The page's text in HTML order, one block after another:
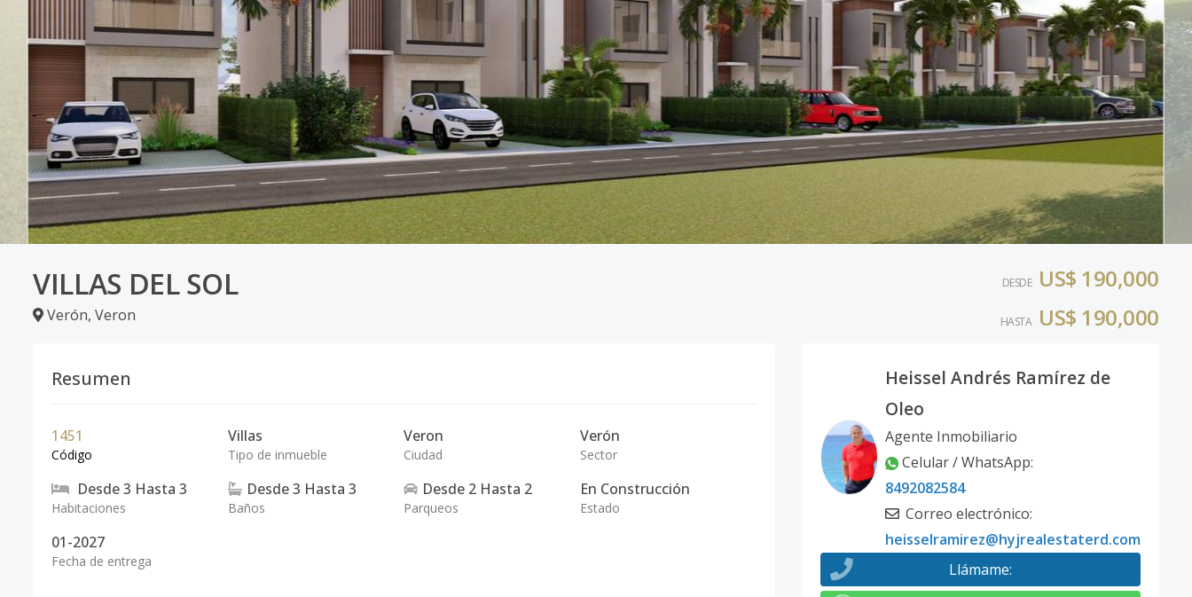
VILLAS DEL SOL
Verón, Veron
DESDE US$ 190,000
HASTA US$ 190,000
Resumen
1451
Código
Villas
Tipo de inmueble
Veron
Ciudad
Verón
Sector
Desde3 Hasta 3
Habitaciones
Desde3 Hasta 3
Baños
Desde 2 Hasta 2
Parqueos
En Construcción
Estado
01-2027
Fecha de entrega
Heissel Andrés Ramírez de
Oleo
Agente Inmobiliario
Celular / WhatsApp:
8492082584
Correo electrónico:
heisselramirez@hyjrealestaterd.com
Llámame: